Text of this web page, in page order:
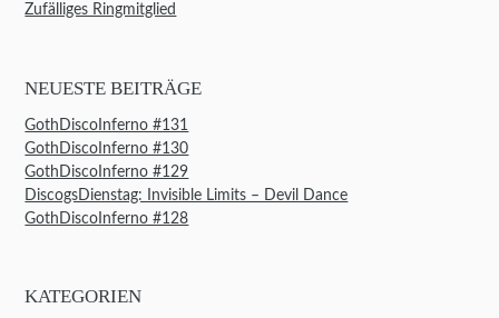
Zufälliges Ringmitglied
NEUESTE BEITRÄGE
GothDiscoInferno #131
GothDiscoInferno #130
GothDiscoInferno #129
DiscogsDienstag: Invisible Limits – Devil Dance
GothDiscoInferno #128
KATEGORIEN